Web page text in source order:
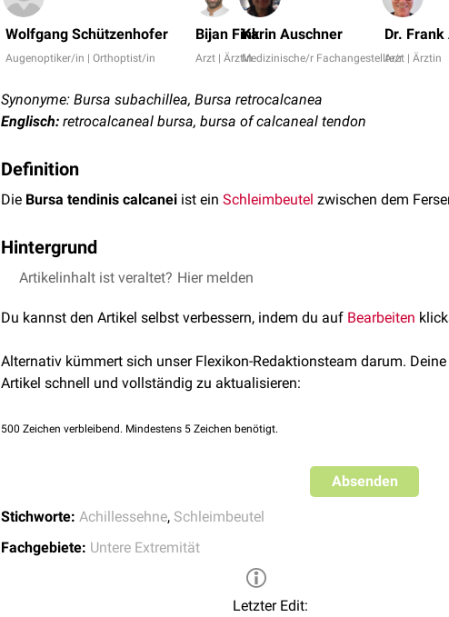
Wolfgang Schützenhofer
Augenoptiker/in | Orthoptist/in
Bijan Fink
Arzt | Ärztin
Karin Auschner
Medizinische/r Fachangestellte/r
Dr.
Arzt | Ärztin
Synonyme: Bursa subachillea, Bursa retrocalcanea
Englisch: retrocalcaneal bursa, bursa of calcaneal tendon
Definition
Die Bursa tendinis calcanei ist ein Schleimbeutel zwischen dem
Hintergrund
Die Bursa tendinis calcanei liegt zwischen der Achillessehne, die zum
Beschwerden im Bereich desCalcaneus - fälschlicherweise wird dann
Bei einer chronisch entzündeten Bursa tendinis calcanei hilft nur eine
Artikelinhalt ist veraltet? Hier melden
Du kannst den Artikel selbst verbessern, indem du auf Bearbeiten
Alternativ kümmert sich unser Flexikon-Redaktionsteam darum.
Artikel schnell und vollständig zu aktualisieren:
500 Zeichen verbleibend. Mindestens 5 Zeichen benötigt.
Absenden
Stichworte: Achillessehne, Schleimbeutel
Fachgebiete: Untere Extremität
Letzter Edit: